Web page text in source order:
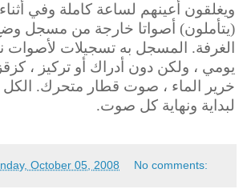
ويغلقون أعينهم لساعة كاملة وفي
(يتأملون) أصواتا خارجة من مسجل
الغرفة. المسجل به تسجيلات
يومي ، ولكن دون أدراك أو تركيز ،
خرير الماء ، صوت قطار متحرك. الكل
لبداية ونهاية كل صوت.
October 05, 2008 No comments: